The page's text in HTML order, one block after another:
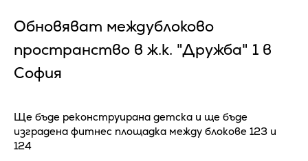
Обновяват междублоково
пространство в ж.к. "Дружба" 1 в
София
Ще бъде реконструирана детска и ще бъде
изградена фитнес площадка между блокове 123 и
124